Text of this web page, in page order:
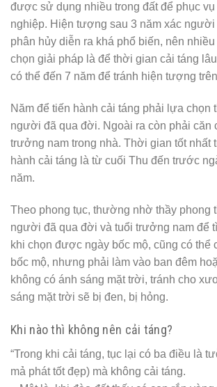
được sử dụng nhiều trong đất để phục vụ
nghiệp. Hiện tượng sau 3 năm xác
phân hủy diễn ra khá phổ biến, nên
chọn giải pháp là để thời gian cải táng
có thể đến 7 năm để tránh hiện tượng
Năm để tiến hành cải táng phải lựa chọn
người đã qua đời. Ngoài ra còn phải căn
trưởng nam trong nhà. Thời gian tốt nhất
hành cải táng là từ cuối Thu đến trước
năm.
Theo phong tục, thường nhờ thầy phong
người đã qua đời và tuổi trưởng nam để
khi chọn được ngày bốc mộ, cũng có thể
bốc mộ, nhưng phải làm vào ban đêm
không có ánh sáng mặt trời, tránh cho
sáng mặt trời sẽ bị đen, bị hỏng.
Khi nào thì không nên cải táng?
“Trong khi cải táng, tục lại có ba điều là
mả phát tốt đẹp) mà không cải táng.